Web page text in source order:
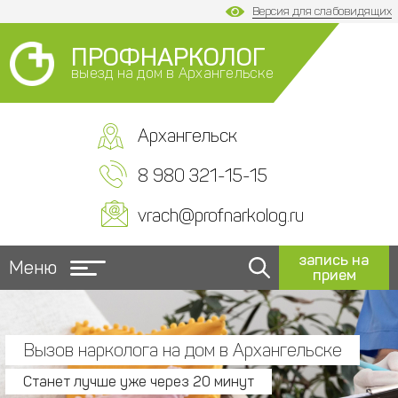
Версия для слабовидящих
ПРОФНАРКОЛОГ
выезд на дом в Архангельске
Архангельск
8 980 321-15-15
vrach@profnarkolog.ru
Меню
запись на
прием
Вызов нарколога на дом в Архангельске
Станет лучше уже через 20 минут